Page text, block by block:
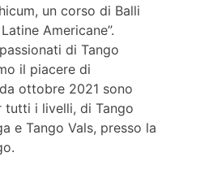
un corso di Balli
Americane”.
di Tango
il piacere di
ottobre 2021 sono
tutti i livelli, di Tango
e Tango Vals, presso la